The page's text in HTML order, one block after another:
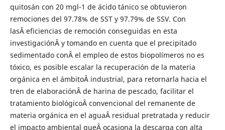
quitosán con 20 mgl-1 de ácido tánico se obtuvieron
remociones del 97.78% de SST y 97.79% de SSV. Con
lasÂ eficiencias de remoción conseguidas en esta
investigaciónÂ y tomando en cuenta que el precipitado
sedimentado conÂ el empleo de estos biopolímeros no es
tóxico, es posible escalar la recuperación de la materia
orgánica en el ámbitoÂ industrial, para retornarla hacia el
tren de elaboraciónÂ de harina de pescado, facilitar el
tratamiento biológicoÂ convencional del remanente de
materia orgánica en el aguaÂ residual pretratada y reducir
el impacto ambiental queÂ ocasiona la descarga con alta